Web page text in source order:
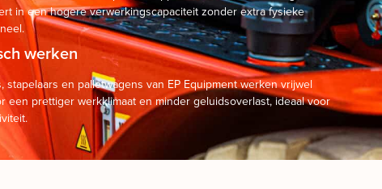
in een hogere verwerkingscapaciteit zonder extra fysieke
werken
stapelaars en palletwagens van EP Equipment werken vrijwel
een prettiger werkklimaat en minder geluidsoverlast, ideaal voor